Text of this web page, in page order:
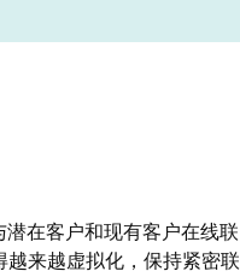
在客户和现有客户在线联
来越虚拟化，保持紧密联